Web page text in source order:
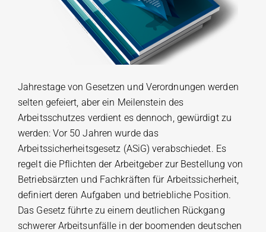
Jahrestage von Gesetzen und Verordnungen werden
selten gefeiert, aber ein Meilenstein des
Arbeitsschutzes verdient es dennoch, gewürdigt zu
werden: Vor 50 Jahren wurde das
Arbeitssicherheitsgesetz (ASiG) verabschiedet. Es
regelt die Pflichten der Arbeitgeber zur Bestellung von
Betriebsärzten und Fachkräften für Arbeitssicherheit,
definiert deren Aufgaben und betriebliche Position.
Das Gesetz führte zu einem deutlichen Rückgang
schwerer Arbeitsunfälle in der boomenden deutschen